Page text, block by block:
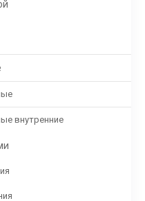
внутренние